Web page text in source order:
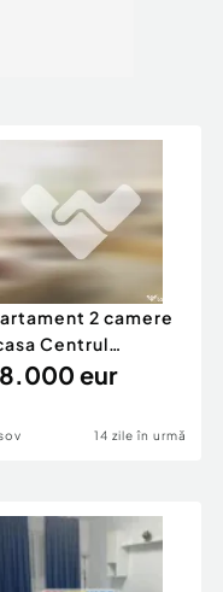
2 camere
Centrul
Euro
eur
14 zile în urmă